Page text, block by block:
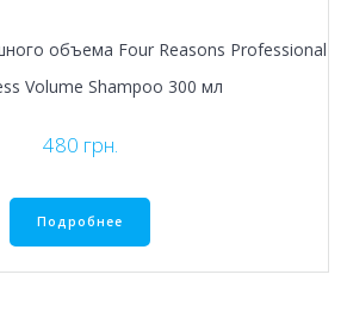
объема Four Reasons Professional
Volume Shampoo 300 мл
480 грн.
Подробнее